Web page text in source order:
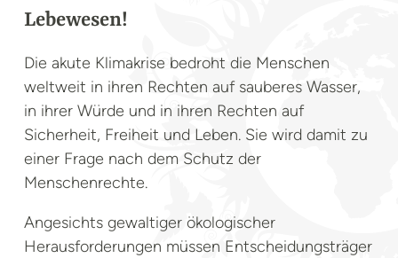
Lebewesen!
Die akute Klimakrise bedroht die Menschen
weltweit in ihren Rechten auf sauberes Wasser,
in ihrer Würde und in ihren Rechten auf
Sicherheit, Freiheit und Leben. Sie wird damit zu
einer Frage nach dem Schutz der
Menschenrechte.
Angesichts gewaltiger ökologischer
Herausforderungen müssen Entscheidungsträger